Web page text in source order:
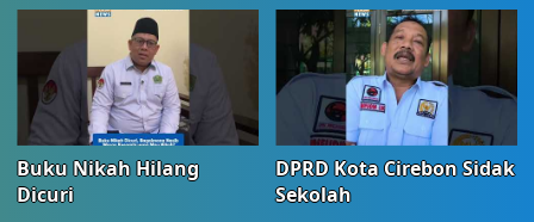
Buku Nikah Hilang
Dicuri
DPRD Kota Cirebon Sidak
Sekolah